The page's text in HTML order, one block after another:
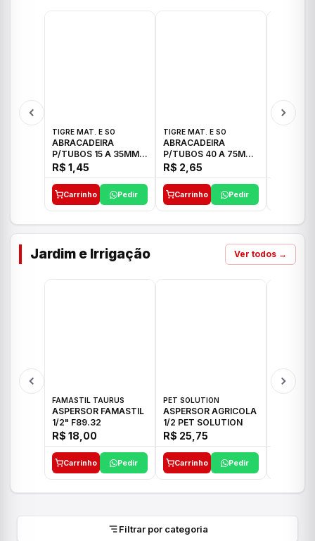
TIGRE MAT. E SO
ABRACADEIRA
P/TUBOS 15 A 35MM
TIGRE
R$ 1,45
Carrinho Pedir
TIGRE MAT. E SO
ABRACADEIRA
P/TUBOS 40 A 75MM
TIGRE
R$ 2,65
Carrinho Pedir
Jardim e Irrigação Ver todos →
FAMASTIL TAURUS
ASPERSOR FAMASTIL
1/2" F89.32
R$ 18,00
Carrinho Pedir
PET SOLUTION
ASPERSOR AGRICOLA
1/2 PET SOLUTION
R$ 25,75
Carrinho Pedir
Filtrar por categoria